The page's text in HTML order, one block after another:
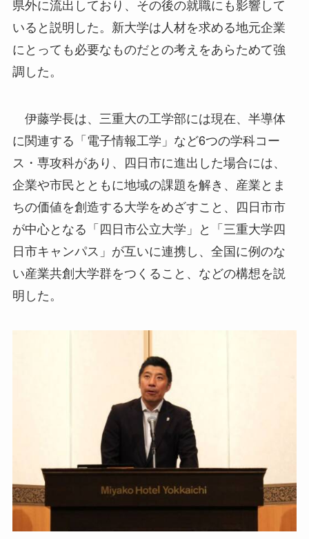
県外に流出しており、その後の就職にも影響して
いると説明した。新大学は人材を求める地元企業
にとっても必要なものだとの考えをあらためて強
調した。
伊藤学長は、三重大の工学部には現在、半導体
に関連する「電子情報工学」など6つの学科コー
ス・専攻科があり、四日市に進出した場合には、
企業や市民とともに地域の課題を解き、産業とま
ちの価値を創造する大学をめざすこと、四日市市
が中心となる「四日市公立大学」と「三重大学四
日市キャンパス」が互いに連携し、全国に例のな
い産業共創大学群をつくること、などの構想を説
明した。